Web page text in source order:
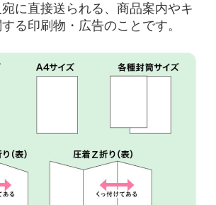
に直接送られる、商品案内やキ
る印刷物・広告のことです。